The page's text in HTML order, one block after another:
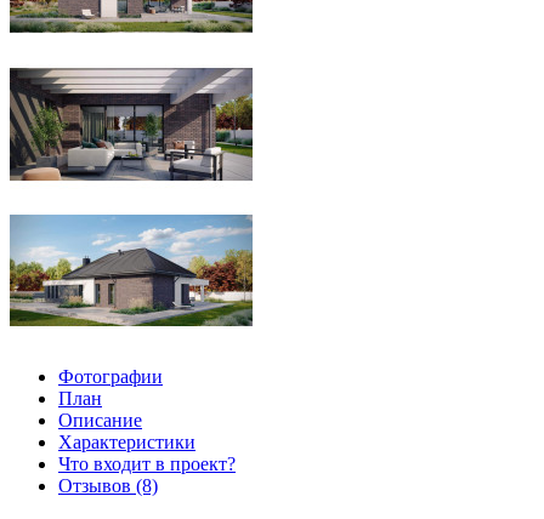
Фотографии
План
Описание
Характеристики
Что входит в проект?
Отзывов (8)